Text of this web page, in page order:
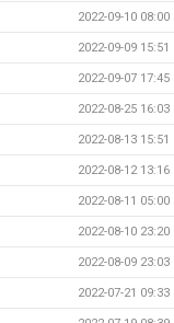
2022-09-10 08:00
2022-09-09 15:51
2022-09-07 17:45
2022-08-25 16:03
2022-08-13 15:51
2022-08-12 13:16
2022-08-11 05:00
2022-08-10 23:20
2022-08-09 23:03
2022-07-21 09:33